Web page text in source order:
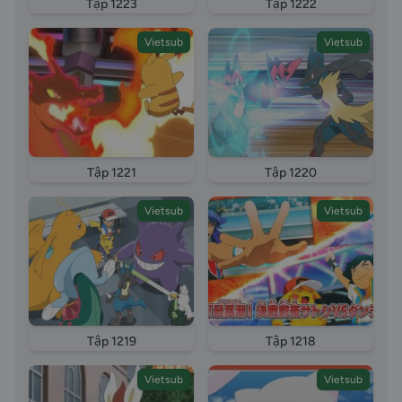
Tập 1223 Tập 1222
Vietsub
Tập 1221
Vietsub
Tập 1220
Vietsub
Tập 1219
Vietsub
Tập 1218
Vietsub Vietsub